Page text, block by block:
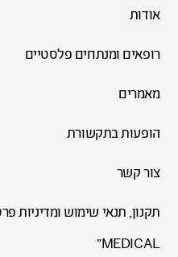
אודות
רופאים ומנתחים פלסטיים
מאמרים
הופעות בתקשורת
צור קשר
MEDICAL”